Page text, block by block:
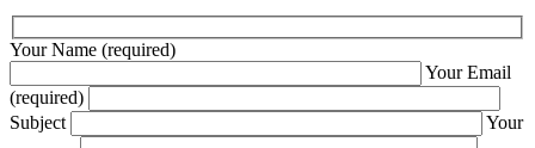
Your Name (required)
Your Email
(required)
Subject
Your